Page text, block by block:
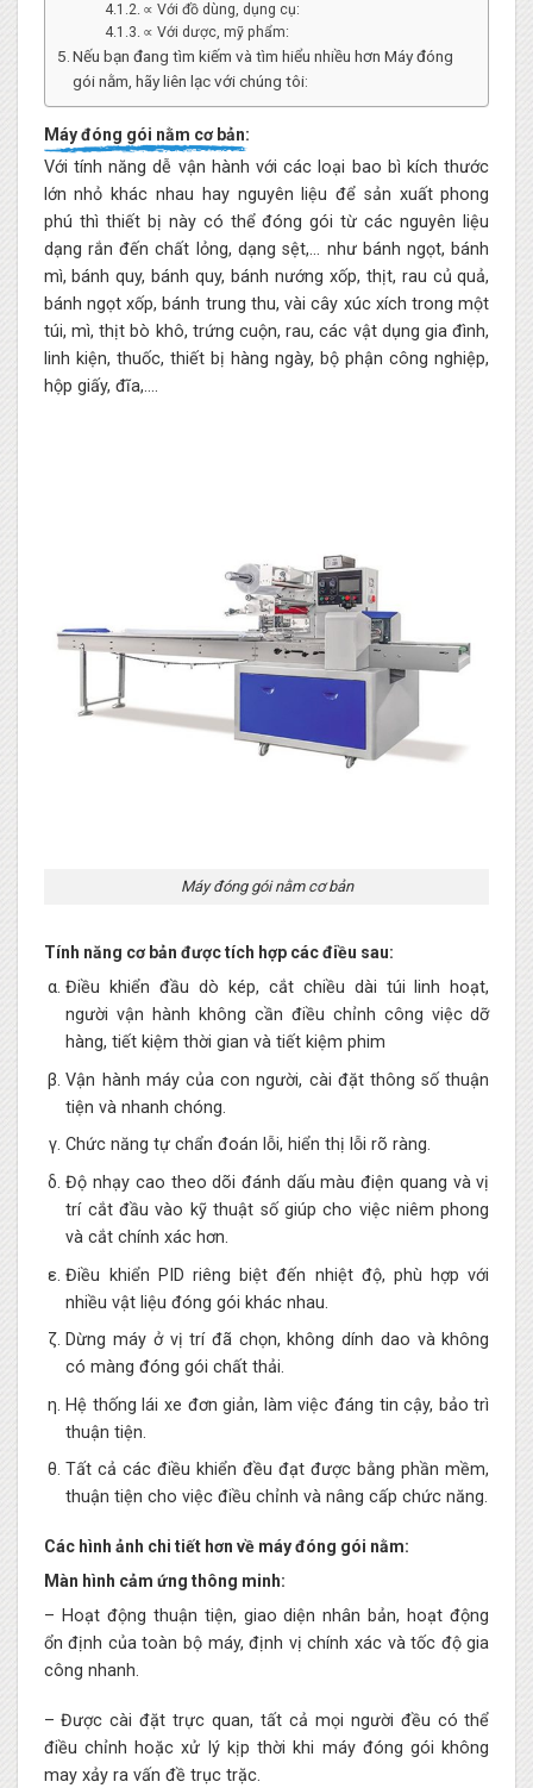
∝ Với đồ dùng, dụng cụ:
∝ Với dược, mỹ phẩm:
Nếu bạn đang tìm kiếm và tìm hiểu nhiều hơn Máy đóng
gói nằm, hãy liên lạc với chúng tôi:
Máy đóng gói nằm cơ bản:
Với tính năng dễ vận hành với các loại bao bì kích thước
lớn nhỏ khác nhau hay nguyên liệu để sản xuất phong
phú thì thiết bị này có thể đóng gói từ các nguyên liệu
dạng rắn đến chất lỏng, dạng sệt,… như bánh ngọt, bánh
mì, bánh quy, bánh quy, bánh nướng xốp, thịt, rau củ quả,
bánh ngọt xốp, bánh trung thu, vài cây xúc xích trong một
túi, mì, thịt bò khô, trứng cuộn, rau, các vật dụng gia đình,
linh kiện, thuốc, thiết bị hàng ngày, bộ phận công nghiệp,
hộp giấy, đĩa,….
Máy đóng gói nằm cơ bản
Tính năng cơ bản được tích hợp các điều sau:
Điều khiển đầu dò kép, cắt chiều dài túi linh hoạt,
người vận hành không cần điều chỉnh công việc dỡ
hàng, tiết kiệm thời gian và tiết kiệm phim
Vận hành máy của con người, cài đặt thông số thuận
tiện và nhanh chóng.
Chức năng tự chẩn đoán lỗi, hiển thị lỗi rõ ràng.
Độ nhạy cao theo dõi đánh dấu màu điện quang và vị
trí cắt đầu vào kỹ thuật số giúp cho việc niêm phong
và cắt chính xác hơn.
Điều khiển PID riêng biệt đến nhiệt độ, phù hợp với
nhiều vật liệu đóng gói khác nhau.
Dừng máy ở vị trí đã chọn, không dính dao và không
có màng đóng gói chất thải.
Hệ thống lái xe đơn giản, làm việc đáng tin cậy, bảo trì
thuận tiện.
Tất cả các điều khiển đều đạt được bằng phần mềm,
thuận tiện cho việc điều chỉnh và nâng cấp chức năng.
Các hình ảnh chi tiết hơn về máy đóng gói nằm:
Màn hình cảm ứng thông minh:
– Hoạt động thuận tiện, giao diện nhân bản, hoạt động
ổn định của toàn bộ máy, định vị chính xác và tốc độ gia
công nhanh.
– Được cài đặt trực quan, tất cả mọi người đều có thể
điều chỉnh hoặc xử lý kịp thời khi máy đóng gói không
may xảy ra vấn đề trục trặc.